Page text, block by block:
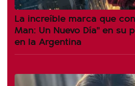
La increíble marca que
Man: Un Nuevo Día" en su
en la Argentina